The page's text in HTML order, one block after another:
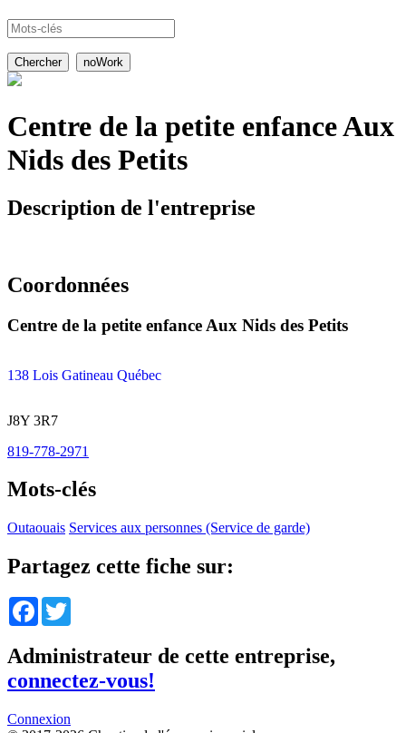
Centre de la petite enfance Aux
Nids des Petits
Description de l'entreprise
Coordonnées
Centre de la petite enfance Aux Nids des Petits
138 Lois Gatineau Québec
J8Y 3R7
819-778-2971
Mots-clés
Outaouais Services aux personnes (Service de garde)
Partagez cette fiche sur:
Facebook
Administrateur de cette entreprise,
connectez-vous!
Connexion